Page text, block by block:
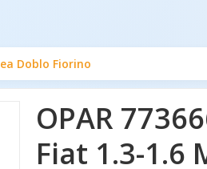
Doblo Fiorino
OPAR
Fiat 1.3-1.6